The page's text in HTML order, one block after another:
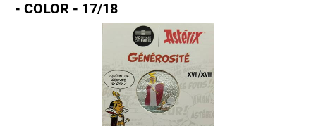
- COLOR - 17/18